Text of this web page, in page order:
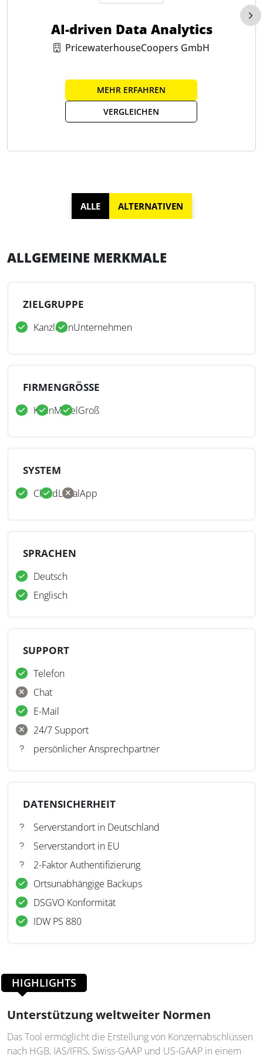
AI-driven Data Analytics
PricewaterhouseCoopers GmbH
MEHR ERFAHREN
VERGLEICHEN
ALLGEMEINE MERKMALE
ZIELGRUPPE
KanzleienUnternehmen
FIRMENGRÖSSE
KleinMittelGroß
SYSTEM
CloudLokalApp
SPRACHEN
Deutsch
Englisch
SUPPORT
Telefon
Chat
E-Mail
24/7 Support
persönlicher Ansprechpartner
DATENSICHERHEIT
Serverstandort in Deutschland
Serverstandort in EU
2-Faktor Authentifizierung
Ortsunabhängige Backups
DSGVO Konformität
IDW PS 880
HIGHLIGHTS
Unterstützung weltweiter Normen
Das Tool ermöglicht die Erstellung von Konzernabschlüssen
nach HGB, IAS/IFRS, Swiss-GAAP und US-GAAP in einem